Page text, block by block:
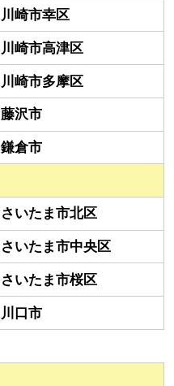
川崎市幸区
川崎市高津区
川崎市多摩区
藤沢市
鎌倉市
さいたま市北区
さいたま市中央区
さいたま市桜区
川口市